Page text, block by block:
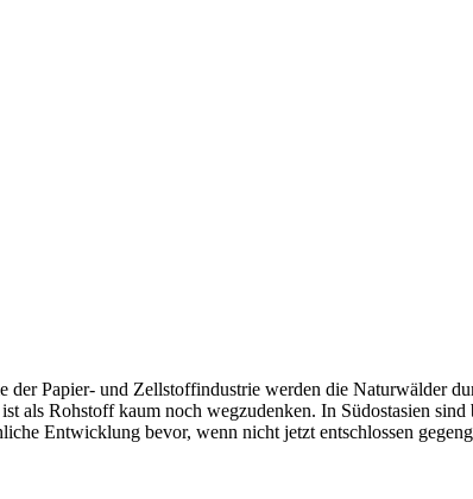
Papier- und Zellstoffindustrie werden die Naturwälder
als Rohstoff kaum noch wegzudenken. In Südostasien
Entwicklung bevor, wenn nicht jetzt entschlossen